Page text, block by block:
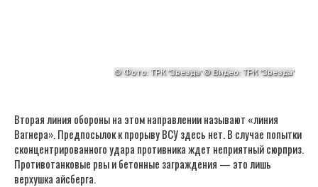
Вторая линия обороны на этом направлении называют «линия
Вагнера». Предпосылок к прорыву ВСУ здесь нет. В случае попытки
сконцентрированного удара противника ждет неприятный сюрприз.
Противотанковые рвы и бетонные заграждения — это лишь
верхушка айсберга.